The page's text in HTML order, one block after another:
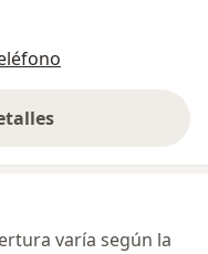
la dirección
varía según la